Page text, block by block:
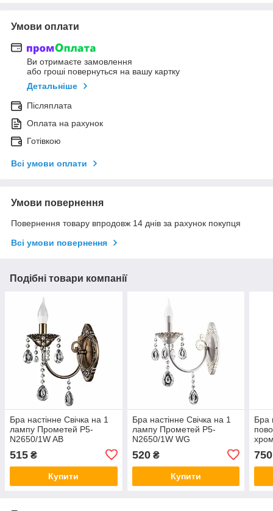
Умови оплати
Ви отримаєте замовлення
або гроші повернуться на вашу картку
Детальніше
Післяплата
Оплата на рахунок
Готівкою
Всі умови оплати
Умови повернення
Повернення товару впродовж 14 днів за рахунок покупця
Всі умови повернення
Подібні товари компанії
Бра настінне Свічка на 1
лампу Прометей P5-
N2650/1W AB
515 ₴
Купити
Бра настінне Свічка на 1
лампу Прометей P5-
N2650/1W WG
520₴
Купити
Бра
750